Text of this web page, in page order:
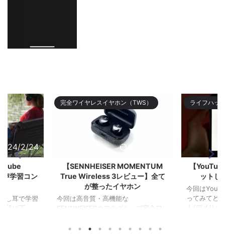
2/24
学習コン
し耳で学習
段に下 ...
完全ワイヤレスイヤホン（TWS）
【SENNHEISER MOMENTUM
True Wireless 3レビュー】全て
が整ったイヤホン
今回は高音質・高機能な
SENNHEISERのフラグシップ完全ワ
ライフハッ
【
ットし
今回は
ってみてど
ト/デメリッ